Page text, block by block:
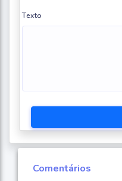
Texto
Comentários